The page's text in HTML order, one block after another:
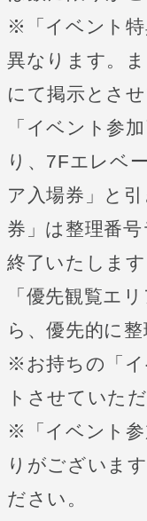
※「イベント特
異なります。
にて掲示とさ
「イベント参
り、7Fエレベ
ア入場券」と
券」は整理番
終了いたしま
「優先観覧エ
ら、優先的に
※お持ちの「イ
トさせていた
※「イベント参
りがございま
ださい。